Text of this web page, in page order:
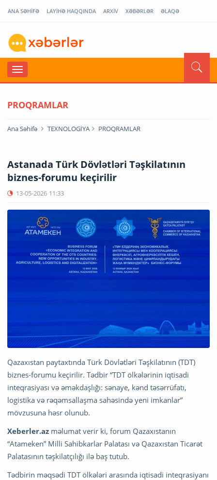
ANA SƏHİFƏ LAYİHƏ HAQQINDA ARXİV XƏBƏRLƏR ƏLAQƏ
PROQRAMLAR
Ana Səhifə TEXNOLOGİYA PROQRAMLAR
Astanada Türk Dövlətləri Təşkilatının
biznes-forumu keçirilir
13-05-2026 11:33
Qazaxıstan paytaxtında Türk Dövlətləri Təşkilatının (TDT)
biznes-forumu keçirilir. Tədbir “TDT ölkələrinin iqtisadi
inteqrasiyası və əməkdaşlığı: sənaye, kənd təsərrüfatı,
logistika və rəqəmsallaşma sahəsində yeni imkanlar”
mövzusuna həsr olunub.
Xeberler.az məlumat verir ki, forum Qazaxıstanın
“Atameken” Milli Sahibkarlar Palatası və Qazaxıstan Ticarət
Palatasının təşkilatçılığı ilə baş tutub.
Tədbirin məqsədi TDT ölkələri arasında iqtisadi inteqrasiyanı